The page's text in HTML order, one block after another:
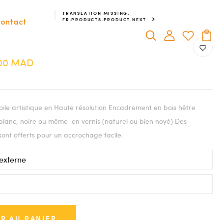
TRANSLATION MISSING:
FR.PRODUCTS.PRODUCT.NEXT
MAD
artistique en Haute résolution Encadrement en bois hêtre
noire ou même en vernis (naturel ou bien noyé) Des
offerts pour un accrochage facile.